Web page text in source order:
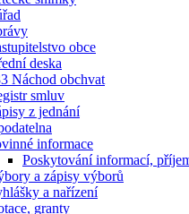
obce
deska
Náchod obchvat
smluv
z jednání
informace
Poskytování informací,
a zápisy výborů
a nařízení
granty